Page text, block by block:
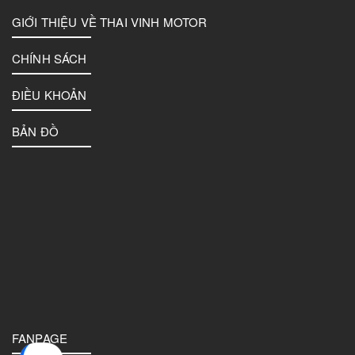
GIỚI THIỆU VỀ THAI VINH MOTOR
CHÍNH SÁCH
ĐIỀU KHOẢN
BẢN ĐỒ
FANPAGE